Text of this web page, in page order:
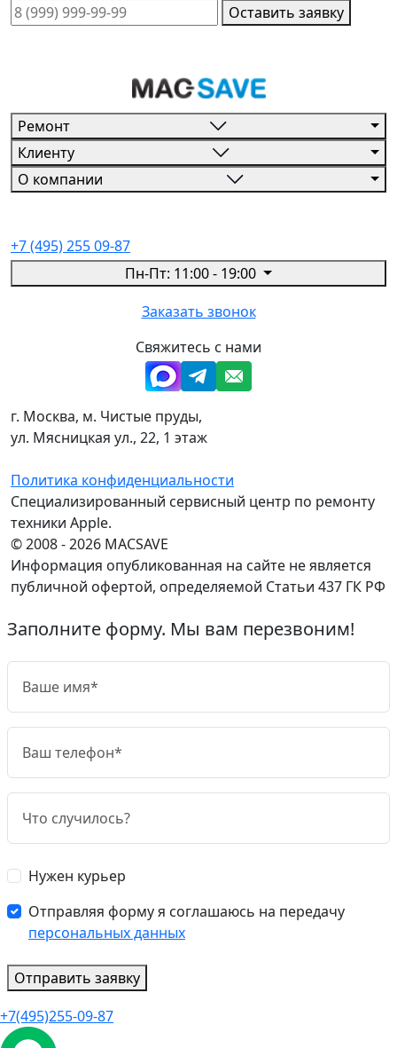
Оставить заявку
Ремонт
Клиенту
О компании
+7 (495) 255 09-87
Пн-Пт: 11:00 - 19:00
Заказать звонок
Свяжитесь с нами
г. Москва, м. Чистые пруды,
ул. Мясницкая ул., 22, 1 этаж
Политика конфиденциальности
Специализированный сервисный центр по ремонту
техники Apple.
© 2008 - 2026 MACSAVE
Информация опубликованная на сайте не является
публичной офертой, определяемой Статьи 437 ГК РФ
Заполните форму. Мы вам перезвоним!
Нужен курьер
Отправляя форму я соглашаюсь на передачу
персональных данных
Отправить заявку
+7(495)255-09-87